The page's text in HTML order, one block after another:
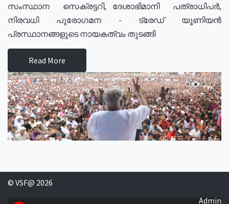
സംസ്ഥാന സെക്രട്ടറി, ദേശാഭിമാനി പത്രാധിപർ,
നിരവധി പുരോഗമന - ട്രേഡ് യൂണിയൻ
പ്രസ്ഥാനങ്ങളുടെ നായകത്വം തുടങ്ങി
Read More
© VSF@ 2026
Admin